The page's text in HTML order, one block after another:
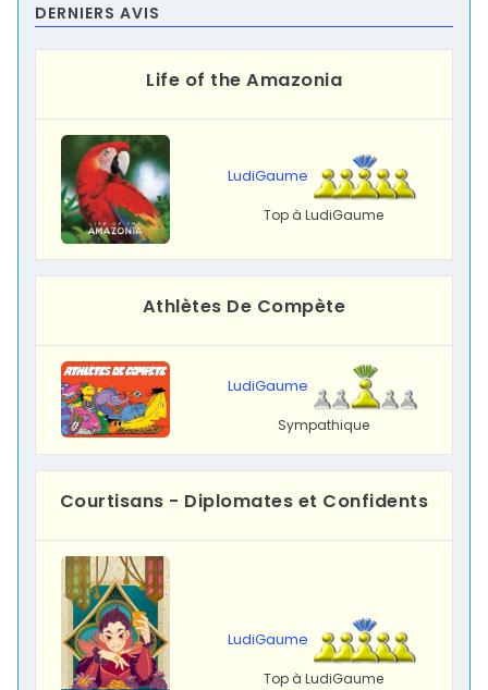
DERNIERS AVIS
Life of the Amazonia
LudiGaume
Top à LudiGaume
Athlètes De Compète
LudiGaume
Sympathique
Courtisans - Diplomates et Confidents
LudiGaume
Top à LudiGaume